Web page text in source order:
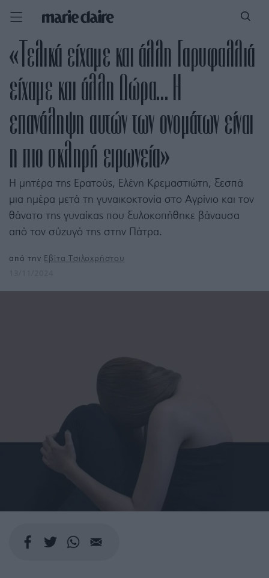
«Τελικά είχαμε και άλλη Γαρυφαλλιά
είχαμε και άλλη Δώρα… Η
επανάληψη αυτών των ονομάτων είναι
η πιο σκληρή ειρωνεία»
Η μητέρα της Ερατούς, Ελένη Κρεμαστιώτη, ξεσπά
μια ημέρα μετά τη γυναικοκτονία στο Αγρίνιο και τον
θάνατο της γυναίκας που ξυλοκοπήθηκε βάναυσα
από τον σύζυγό της στην Πάτρα.
από την Εβίτα Τσιλοχρήστου